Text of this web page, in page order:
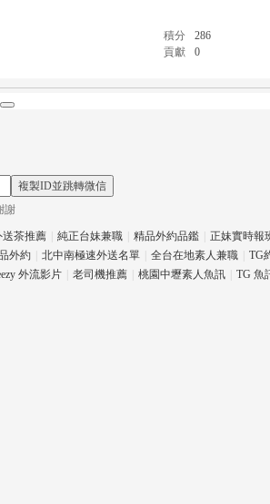
積分
286
貢獻 0
複製ID並跳轉微信
謝
送茶推薦 純正台妹兼職 精品外約品鑑
正妹實時報
外約 北中南極速外送名單 全台在地素人兼職
TG
外流影片 老司機推薦 桃園中壢素人魚訊 TG 魚